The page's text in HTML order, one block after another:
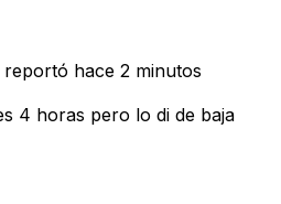
reportó hace 2 minutos
4 horas pero lo di de baja